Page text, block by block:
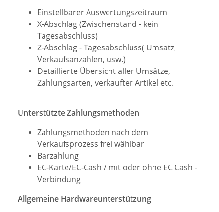
Einstellbarer Auswertungszeitraum
X-Abschlag (Zwischenstand - kein
Tagesabschluss)
Z-Abschlag - Tagesabschluss( Umsatz,
Verkaufsanzahlen, usw.)
Detaillierte Übersicht aller Umsätze,
Zahlungsarten, verkaufter Artikel etc.
Unterstützte Zahlungsmethoden
Zahlungsmethoden nach dem
Verkaufsprozess frei wählbar
Barzahlung
EC-Karte/EC-Cash / mit oder ohne EC Cash -
Verbindung
Allgemeine Hardwareunterstützung